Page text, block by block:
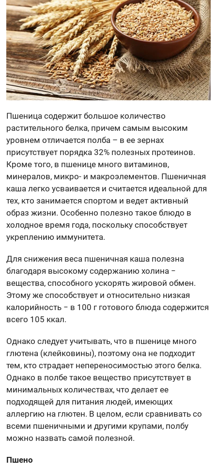
Пшеница содержит большое количество
растительного белка, причем самым высоким
уровнем отличается полба – в ее зернах
присутствует порядка 32% полезных протеинов.
Кроме того, в пшенице много витаминов,
минералов, микро- и макроэлементов. Пшеничная
каша легко усваивается и считается идеальной для
тех, кто занимается спортом и ведет активный
образ жизни. Особенно полезно такое блюдо в
холодное время года, поскольку способствует
укреплению иммунитета.
Для снижения веса пшеничная каша полезна
благодаря высокому содержанию холина −
вещества, способного ускорять жировой обмен.
Этому же способствует и относительно низкая
калорийность − в 100 г готового блюда содержится
всего 105 ккал.
Однако следует учитывать, что в пшенице много
глютена (клейковины), поэтому она не подходит
тем, кто страдает непереносимостью этого белка.
Однако в полбе такое вещество присутствует в
минимальных количествах, что делает ее
подходящей для питания людей, имеющих
аллергию на глютен. В целом, если сравнивать со
всеми пшеничными и другими крупами, полбу
можно назвать самой полезной.
Пшено